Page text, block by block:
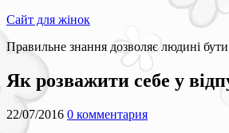
Сайт для жінок
Правильне знання дозволяє людині
Як розважити себе у
22/07/2016 0 комментария